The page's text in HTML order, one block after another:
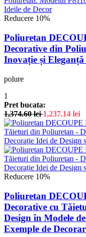
Reducere 10%
Poliuretan
Decorative din
Inovație și
polure
1
Pret bucata:
1,374.60lei 1,237.14 lei
Reducere 10%
Poliuretan
Decorative cu
Design în Modele
Exemple de